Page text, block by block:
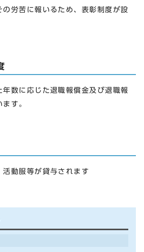
の労苦に報いるため、表彰制度が設
数に応じた退職報償金及び退職報
す。
動服等が貸与されます